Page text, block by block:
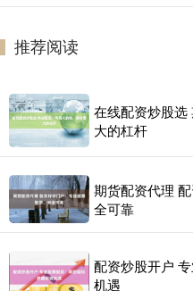
推荐阅读
在线配资炒股选
大的杠杆
期货配资代理
全可靠
配资炒股开户
机遇